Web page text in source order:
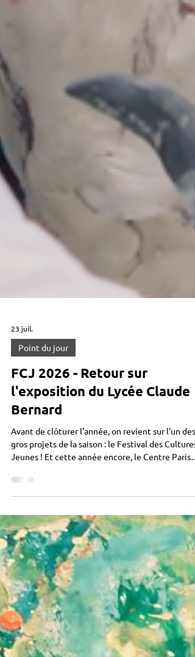
23 juil.
Point du jour
FCJ 2026 - Retour sur
l'exposition du Lycée Claude
Bernard
Avant de clôturer l'année, on revient sur l'un des
gros projets de la saison : le Festival des Cultures
Jeunes ! Et cette année encore, le Centre Paris
Bernard. Tous devaient travailler sur le thème
"Mythes et Légendes". On est allés les rencontrer
dans leur classe en février, quelques semaines
avant le début de l'événement. Un grand merci à
Virginie Restain, leur professeure